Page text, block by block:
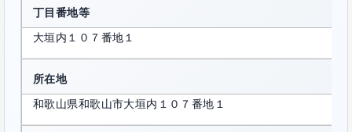
丁目番地等
大垣内１０７番地１
所在地
和歌山県和歌山市大垣内１０７番地１